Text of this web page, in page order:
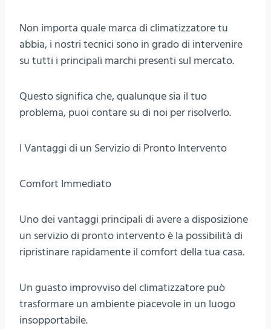
Non importa quale marca di climatizzatore tu
abbia, i nostri tecnici sono in grado di intervenire
su tutti i principali marchi presenti sul mercato.
Questo significa che, qualunque sia il tuo
problema, puoi contare su di noi per risolverlo.
I Vantaggi di un Servizio di Pronto Intervento
Comfort Immediato
Uno dei vantaggi principali di avere a disposizione
un servizio di pronto intervento è la possibilità di
ripristinare rapidamente il comfort della tua casa.
Un guasto improvviso del climatizzatore può
trasformare un ambiente piacevole in un luogo
insopportabile.